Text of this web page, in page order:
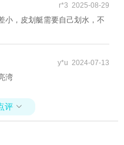
r*3 2025-08-29
小，皮划艇需要自己划水，不
y*u 2024-07-13
湾
评 